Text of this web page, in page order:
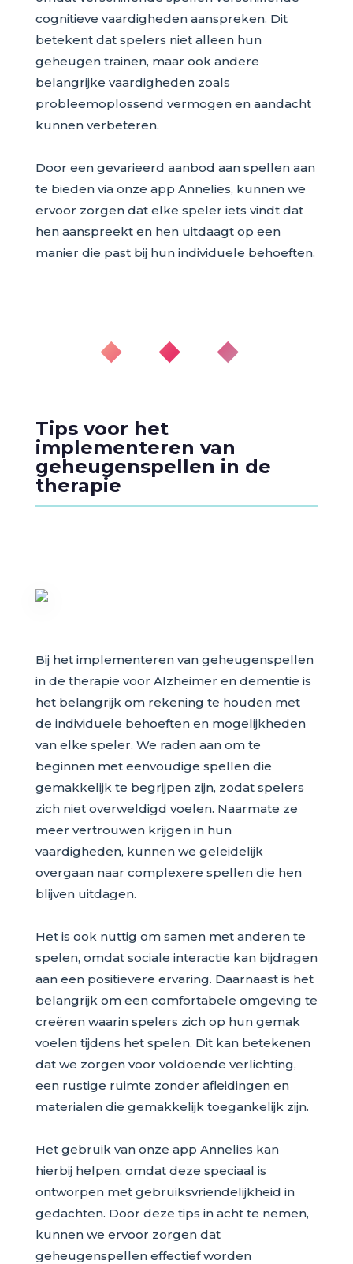
cognitieve vaardigheden aanspreken. Dit
betekent dat spelers niet alleen hun
geheugen trainen, maar ook andere
belangrijke vaardigheden zoals
probleemoplossend vermogen en aandacht
kunnen verbeteren.
Door een gevarieerd aanbod aan spellen aan
te bieden via onze app Annelies, kunnen we
ervoor zorgen dat elke speler iets vindt dat
hen aanspreekt en hen uitdaagt op een
manier die past bij hun individuele behoeften.
◆ ◆ ◆
Tips voor het
implementeren van
geheugenspellen in de
therapie
Bij het implementeren van geheugenspellen
in de therapie voor Alzheimer en dementie is
het belangrijk om rekening te houden met
de individuele behoeften en mogelijkheden
van elke speler. We raden aan om te
beginnen met eenvoudige spellen die
gemakkelijk te begrijpen zijn, zodat spelers
zich niet overweldigd voelen. Naarmate ze
meer vertrouwen krijgen in hun
vaardigheden, kunnen we geleidelijk
overgaan naar complexere spellen die hen
blijven uitdagen.
Het is ook nuttig om samen met anderen te
spelen, omdat sociale interactie kan bijdragen
aan een positievere ervaring. Daarnaast is het
belangrijk om een comfortabele omgeving te
creëren waarin spelers zich op hun gemak
voelen tijdens het spelen. Dit kan betekenen
dat we zorgen voor voldoende verlichting,
een rustige ruimte zonder afleidingen en
materialen die gemakkelijk toegankelijk zijn.
Het gebruik van onze app Annelies kan
hierbij helpen, omdat deze speciaal is
ontworpen met gebruiksvriendelijkheid in
gedachten. Door deze tips in acht te nemen,
kunnen we ervoor zorgen dat
geheugenspellen effectief worden